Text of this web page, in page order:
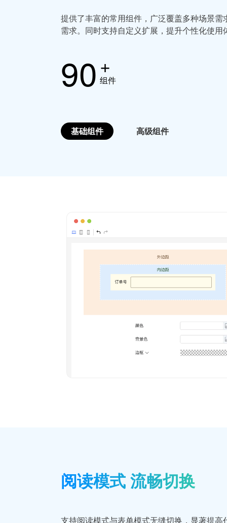
提供了丰富的常用组件，广泛覆盖多种场景需
需求。同时支持自定义扩展，提升个性化使用
90+
组件
基础组件 高级组件
阅读模式 流畅切换
支持阅读模式与表单模式无缝切换，显著提高